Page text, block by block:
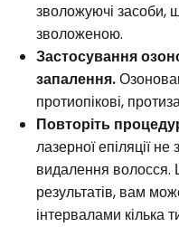
зволожуючі засоби,
зволоженою.
Застосування
запалення.
протиопікові,
Повторіть
лазерної епіляції
видалення волосся.
результатів, вам
інтервалами кілька